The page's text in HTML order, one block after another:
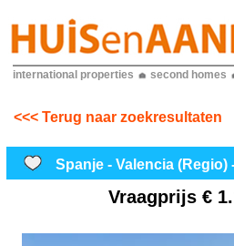
international properties second homes
<<< Terug naar zoekresultaten
Spanje - Valencia (Regio)
Vraagprijs€